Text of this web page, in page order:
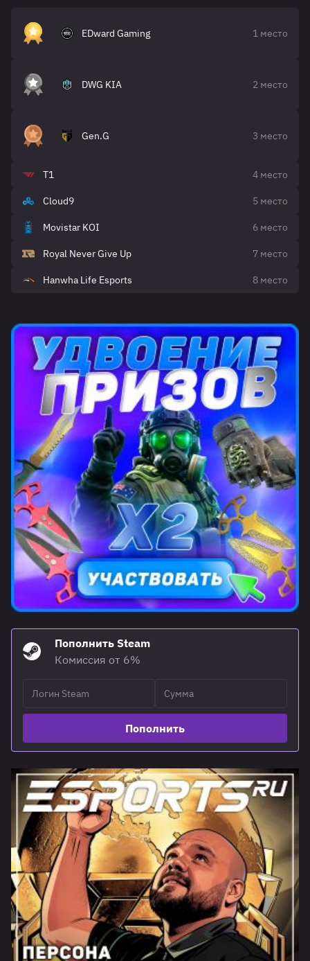
EDward Gaming 1 место
DWG KIA 2 место
Gen.G 3 место
T1 4 место
Cloud9 5 место
Movistar KOI 6 место
Royal Never Give Up 7 место
Hanwha Life Esports 8 место
Пополнить Steam
Комиссия от 6%
Пополнить